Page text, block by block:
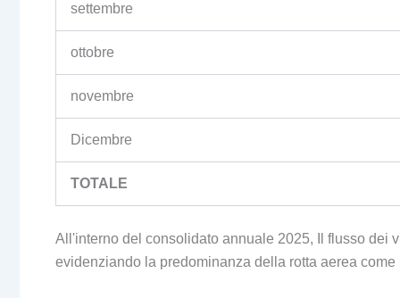
settembre
ottobre
novembre
Dicembre
TOTALE
All'interno del consolidato annuale 2025, Il flusso dei
evidenziando la predominanza della rotta aerea